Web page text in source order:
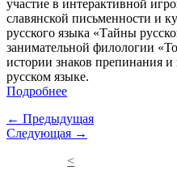
участие в интерактивной
славянской письменности и
русского языка «Тайны
занимательной филологии
истории знаков препинания
русском языке.
Подробнее
← Предыдущая
Следующая →
<